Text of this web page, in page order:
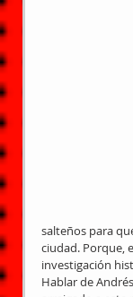
salteños para
ciudad. Porque,
investigación
Hablar de